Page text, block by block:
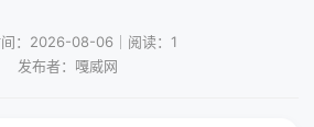
间：2026-08-06｜阅读：1
发布者：嘎威网